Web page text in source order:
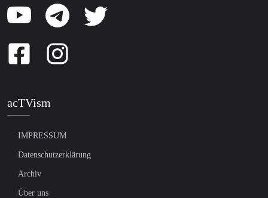
acTVism
IMPRESSUM
Datenschutzerklärung
Archiv
Über uns